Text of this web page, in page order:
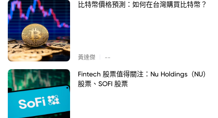
比特幣價格預測：如何在台灣購買比特幣？
黃達傑 --
Fintech 股票值得關注：Nu Holdings（NU）
股票、SOFI 股票